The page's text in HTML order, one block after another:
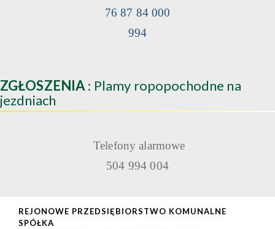
76 87 84 000
994
ZGŁOSZENIA : Plamy ropopochodne na
jezdniach
Telefony alarmowe
504 994 004
REJONOWE PRZEDSIĘBIORSTWO KOMUNALNE
SPÓŁKA